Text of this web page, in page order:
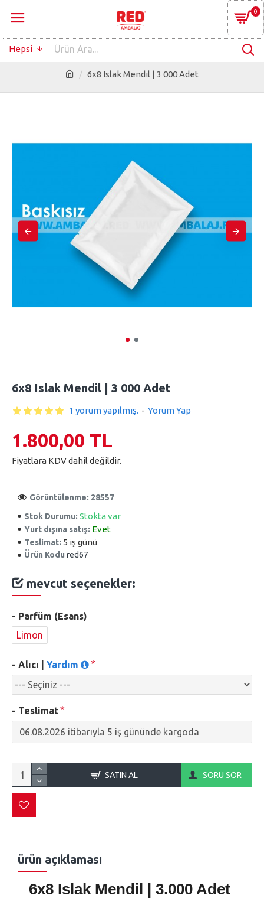
0
Hepsi
6x8 Islak Mendil | 3 000 Adet
6x8 Islak Mendil | 3 000 Adet
ürün açıklaması
6x8 Islak Mendil | 3.000 Adet
Stok Durumu: Stokta var
Yurt dışına satış: Evet
Teslimat: 5 iş günü
Ürün Kodu red67
Görüntülenme: 28557
1 yorum yapılmış. - Yorum Yap
1.800,00 TL
Fiyatlara KDV dahil değildir.
mevcut seçenekler:
- Parfüm (Esans)
Limon
- Alıcı | Yardım
- Teslimat
SATIN AL SORU SOR